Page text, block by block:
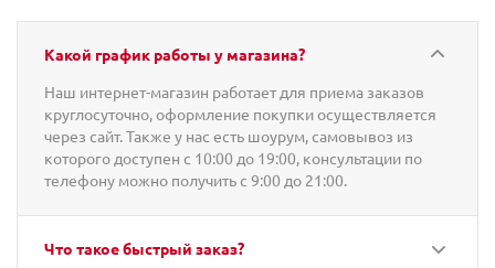
Какой график работы у магазина?
Наш интернет-магазин работает для приема заказов
круглосуточно, оформление покупки осуществляется
через сайт. Также у нас есть шоурум, самовывоз из
которого доступен с 10:00 до 19:00, консультации по
телефону можно получить с 9:00 до 21:00.
Что такое быстрый заказ?